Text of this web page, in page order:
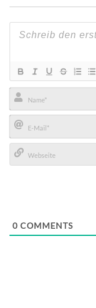
Name*
E-
Mail*
0 COMMENTS